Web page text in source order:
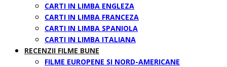
CARTI IN LIMBA ENGLEZA
CARTI IN LIMBA FRANCEZA
CARTI IN LIMBA SPANIOLA
CARTI IN LIMBA ITALIANA
RECENZII FILME BUNE
FILME EUROPENE SI NORD-AMERICANE